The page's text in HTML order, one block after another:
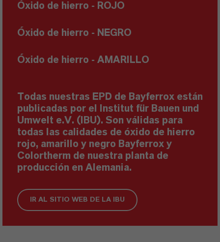
Óxido de hierro - ROJO
Óxido de hierro - NEGRO
Óxido de hierro - A MARILLO
Todas nuestras EPD de Bayferrox están
publicadas por el Institut für Bauen und
Umwelt e.V. (IBU). Son válidas para
todas las calidades de óxido de hierro
rojo, amarillo y negro Bayferrox y
Colortherm de nuestra planta de
producción en Alemania.
IR AL SITIO WEB DE LA IBU